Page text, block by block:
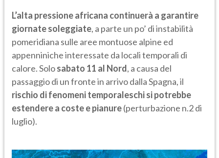
L’alta pressione africana continuerà a garantire
giornate soleggiate, a parte un po’ di instabilità
pomeridiana sulle aree montuose alpine ed
appenniniche interessate da locali temporali di
calore. Solosabato 11 al Nord, a causa del
passaggio di un fronte in arrivo dalla Spagna, il
rischio di fenomeni temporaleschi si potrebbe
estendere a coste e pianure(perturbazione n.2 di
luglio).